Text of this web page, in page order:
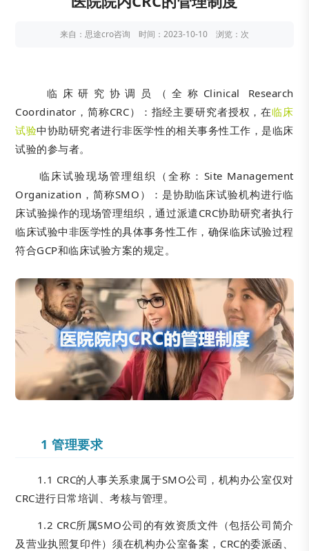
来自：思途cro咨询 时间：2023-10-10 浏览： 次
临床研究协调员（全称Clinical Research
Coordinator，简称CRC）：指经主要研究者授权，在临床
试验中协助研究者进行非医学性的相关事务性工作，是临床
试验的参与者。
临床试验现场管理组织（全称：Site Management
Organization，简称SMO）：是协助临床试验机构进行临
床试验操作的现场管理组织，通过派遣CRC协助研究者执行
临床试验中非医学性的具体事务性工作，确保临床试验过程
符合GCP和临床试验方案的规定。
1 管理要求
1.1 CRC的人事关系隶属于SMO公司，机构办公室仅对
CRC进行日常培训、考核与管理。
1.2 CRC所属SMO公司的有效资质文件（包括公司简介
及营业执照复印件）须在机构办公室备案，CRC的委派函、